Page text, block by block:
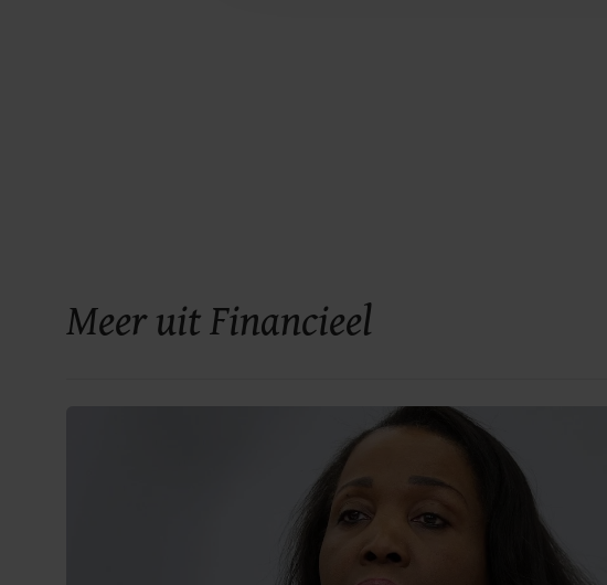
Meer uit Financieel